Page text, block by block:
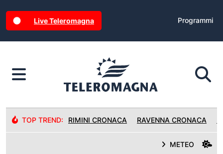
Live Teleromagna Programmi
TOP TREND: RIMINI CRONACA RAVENNA CRONACA
METEO